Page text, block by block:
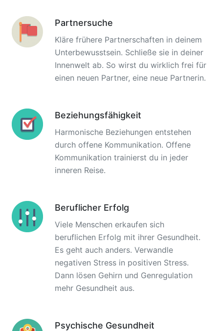
Partnersuche
Kläre frühere Partnerschaften in deinem
Unterbewusstsein. Schließe sie in deiner
Innenwelt ab. So wirst du wirklich frei für
einen neuen Partner, eine neue Partnerin.
Beziehungsfähigkeit
Harmonische Beziehungen entstehen
durch offene Kommunikation. Offene
Kommunikation trainierst du in jeder
inneren Reise.
Beruflicher Erfolg
Viele Menschen erkaufen sich
beruflichen Erfolg mit ihrer Gesundheit.
Es geht auch anders. Verwandle
negativen Stress in positiven Stress.
Dann lösen Gehirn und Genregulation
mehr Gesundheit aus.
Psychische Gesundheit